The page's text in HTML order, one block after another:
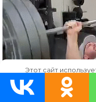
Этот сайт
Продолжая
работу с